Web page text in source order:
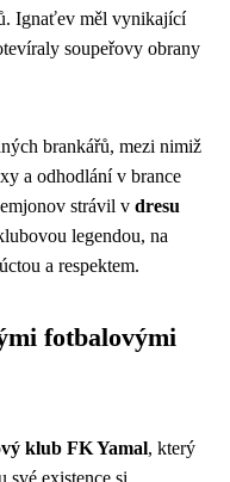
Ignaťev měl vynikající
soupeřovy obrany
brankářů, mezi nimiž
a odhodlání v brance
strávil v dresu
legendou, na
a respektem.
fotbalovými
klub FK Yamal, který
své existence si